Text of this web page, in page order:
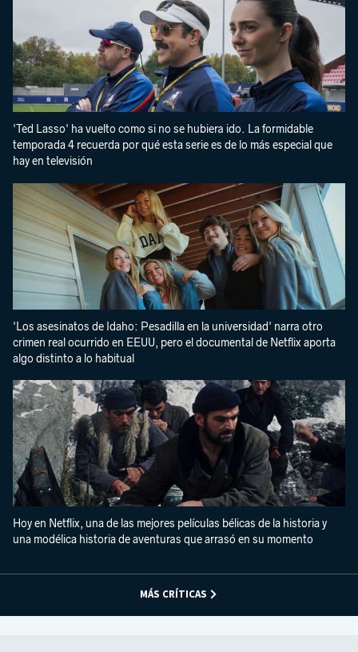
'Ted Lasso' ha vuelto como si no se hubiera ido. La formidable
temporada 4 recuerda por qué esta serie es de lo más especial que
hay en televisión
'Los asesinatos de Idaho: Pesadilla en la universidad' narra otro
crimen real ocurrido en EEUU, pero el documental de Netflix aporta
algo distinto a lo habitual
Hoy en Netflix, una de las mejores películas bélicas de la historia y
una modélica historia de aventuras que arrasó en su momento
MÁS CRÍTICAS